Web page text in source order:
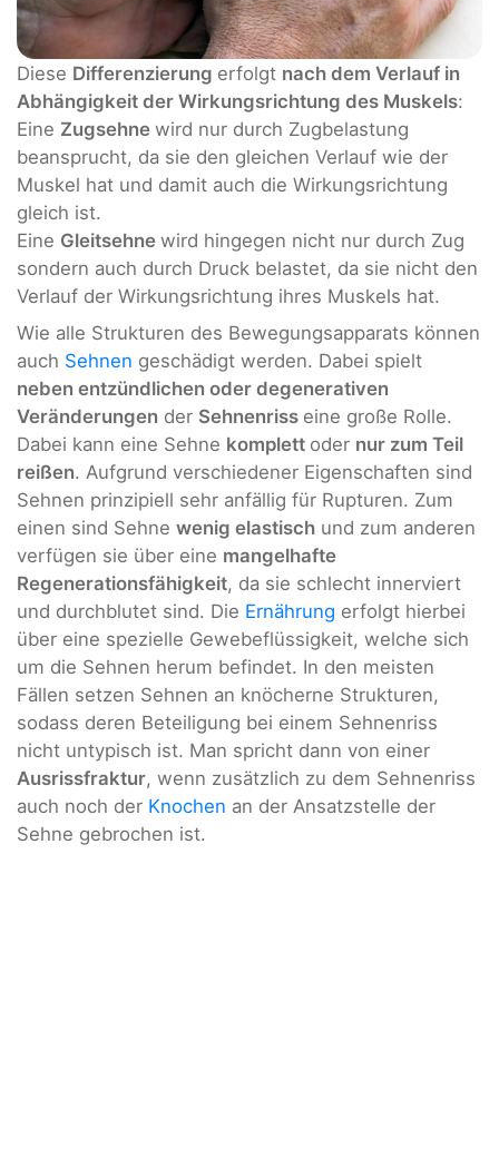
Diese Differenzierung erfolgt nach dem Verlauf in
Abhängigkeit der Wirkungsrichtung des Muskels:
Eine Zugsehne wird nur durch Zugbelastung
beansprucht, da sie den gleichen Verlauf wie der
Muskel hat und damit auch die Wirkungsrichtung
gleich ist.
Eine Gleitsehne wird hingegen nicht nur durch Zug
sondern auch durch Druck belastet, da sie nicht den
Verlauf der Wirkungsrichtung ihres Muskels hat.
Wie alle Strukturen des Bewegungsapparats können
auch Sehnen geschädigt werden. Dabei spielt
neben entzündlichen oder degenerativen
Veränderungen der Sehnenriss eine große Rolle.
Dabei kann eine Sehne komplett oder nur zum Teil
reißen. Aufgrund verschiedener Eigenschaften sind
Sehnen prinzipiell sehr anfällig für Rupturen. Zum
einen sind Sehne wenig elastisch und zum anderen
verfügen sie über eine mangelhafte
Regenerationsfähigkeit, da sie schlecht innerviert
und durchblutet sind. Die Ernährung erfolgt hierbei
über eine spezielle Gewebeflüssigkeit, welche sich
um die Sehnen herum befindet. In den meisten
Fällen setzen Sehnen an knöcherne Strukturen,
sodass deren Beteiligung bei einem Sehnenriss
nicht untypisch ist. Man spricht dann von einer
Ausrissfraktur, wenn zusätzlich zu dem Sehnenriss
auch noch der Knochen an der Ansatzstelle der
Sehne gebrochen ist.